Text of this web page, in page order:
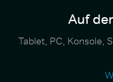
Auf
Tablet, PC, Konsole,